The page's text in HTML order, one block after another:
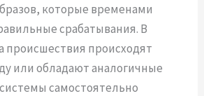
которые временами
срабатывания. В
происшествия происходят
или обладают аналогичные
самостоятельно